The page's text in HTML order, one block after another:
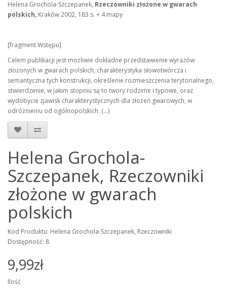
Helena Grochola-Szczepanek, Rzeczowniki złożone w gwarach
polskich, Kraków 2002, 183 s. + 4 mapy
[fragment Wstępu]
Celem publikacji jest możliwie dokładne przedstawienie wyrazów
złożonych w gwarach polskich, charakterystyka słowotwórcza i
semantyczna tych konstrukcji, określenie rozmieszczenia terytorialnego,
stwierdzenie, w jakim stopniu są to twory rodzime i typowe, oraz
wydobycie zjawisk charakterystycznych dla złożeń gwarowych, w
odróżnieniu od ogólnopolskich. (...)
Helena Grochola-
Szczepanek, Rzeczowniki
złożone w gwarach
polskich
Kod Produktu: Helena Grochola-Szczepanek, Rzeczowniki
Dostępność: 8
9,99zł
Ilość